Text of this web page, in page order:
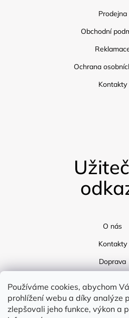
Používáme cookies, abychom
prohlížení webu a díky analýze
zlepšovali jeho funkce, výkon a
Prodejna
Obchodní
Ochrana
Kontakty
O nás
Kontakty
Doprava